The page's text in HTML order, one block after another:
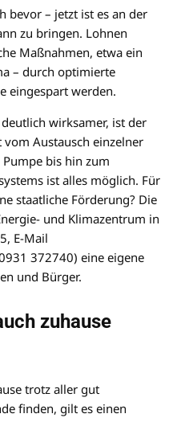
bevor – jetzt ist es an der
zu bringen. Lohnen
Maßnahmen, etwa ein
– durch optimierte
eingespart werden.
wirksamer, ist der
Austausch einzelner
bis hin zum
ist alles möglich. Für
staatliche Förderung? Die
und Klimazentrum in
E-Mail
372740) eine eigene
und Bürger.
zuhause
trotz aller gut
finden, gilt es einen